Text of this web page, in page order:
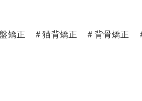
正 ＃猫背矯正 ＃背骨矯正